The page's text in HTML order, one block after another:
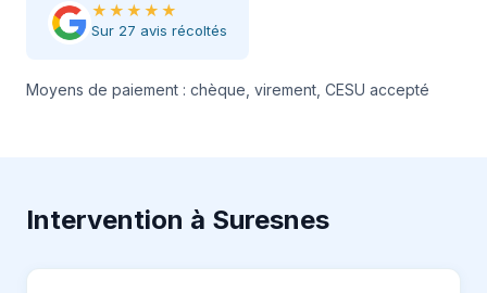
★★★★★
Sur 27 avis récoltés
Moyens de paiement : chèque, virement, CESU accepté
Intervention à Suresnes